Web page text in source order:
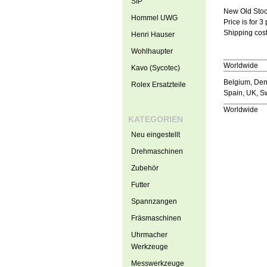
New Old
Price is for 3
Shipping
Worldwide
Belgium,
Spain, UK,
Worldwide
Hommel UWG
Henri Hauser
Wohlhaupter
Kavo (Sycotec)
Rolex Ersatzteile
KATEGORIEN
Neu eingestellt
Drehmaschinen
Zubehör
Futter
Spannzangen
Fräsmaschinen
Uhrmacher
Werkzeuge
Messwerkzeuge